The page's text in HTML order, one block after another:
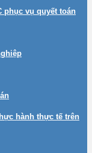
phục vụ quyết toán
hành thực tế trên